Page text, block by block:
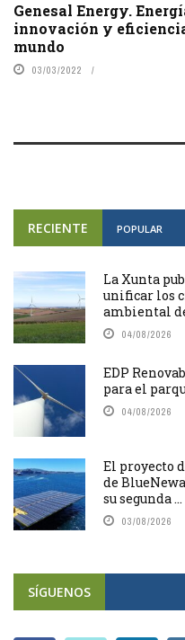
Genesal Energy.
innovación y
mundo
03/03/2022
RECIENTE POPULAR
La Xunta
unificar los
ambiental
04/08/2026
EDP
para el
04/08/2026
El proyecto
de
su segunda ...
03/08/2026
SÍGUENOS